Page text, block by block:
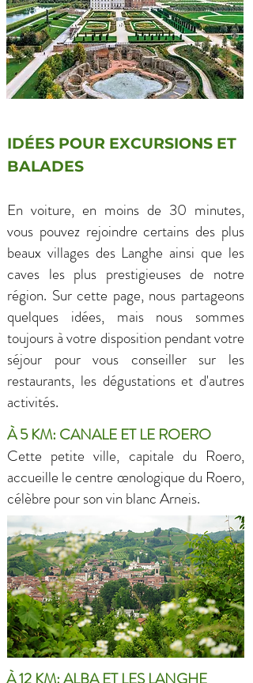
minutes en voiture.
IDÉES POUR EXCURSIONS ET
BALADES
En voiture, en moins de 30 minutes,
vous pouvez rejoindre certains des plus
beaux villages des Langhe ainsi que les
caves les plus prestigieuses de notre
région. Sur cette page, nous partageons
quelques idées, mais nous sommes
toujours à votre disposition pendant votre
séjour pour vous conseiller sur les
restaurants, les dégustations et d'autres
activités.
À 5 KM: CANALE ET LE ROERO
Cette petite ville, capitale du Roero,
accueille le centre œnologique du Roero,
célèbre pour son vin blanc Arneis.
À 12 KM: ALBA ET LES LANGHE